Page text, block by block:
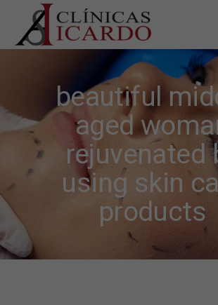
beautiful
aged
rejuvenated
using skin
products